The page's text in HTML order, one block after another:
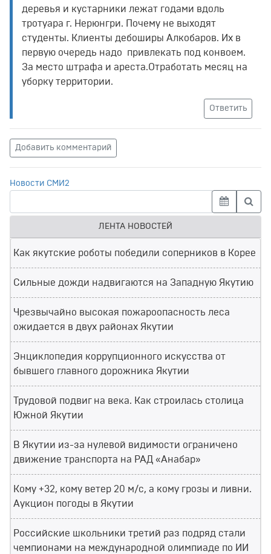
деревья и кустарники лежат годами вдоль
тротуара г. Нерюнгри. Почему не выходят
студенты. Клиенты дебоширы Алкобаров. Их в
первую очередь надо привлекать под конвоем.
За место штрафа и ареста.Отработать месяц на
уборку территории.
Ответить
Добавить комментарий
Новости СМИ2
ЛЕНТА НОВОСТЕЙ
Как якутские роботы победили соперников в Корее
Сильные дожди надвигаются на Западную Якутию
Чрезвычайно высокая пожароопасность леса
ожидается в двух районах Якутии
Энциклопедия коррупционного искусства от
бывшего главного дорожника Якутии
Трудовой подвиг на века. Как строилась столица
Южной Якутии
В Якутии из-за нулевой видимости ограничено
движение транспорта на РАД «Анабар»
Кому +32, кому ветер 20 м/с, а кому грозы и ливни.
Аукцион погоды в Якутии
Российские школьники третий раз подряд стали
чемпионами на международной олимпиаде по ИИ